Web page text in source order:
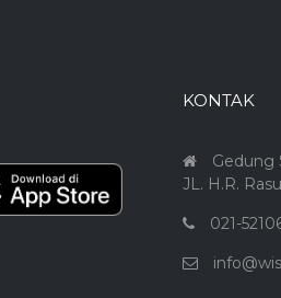
KONTAK
Gedung
JL. H.R.
021-